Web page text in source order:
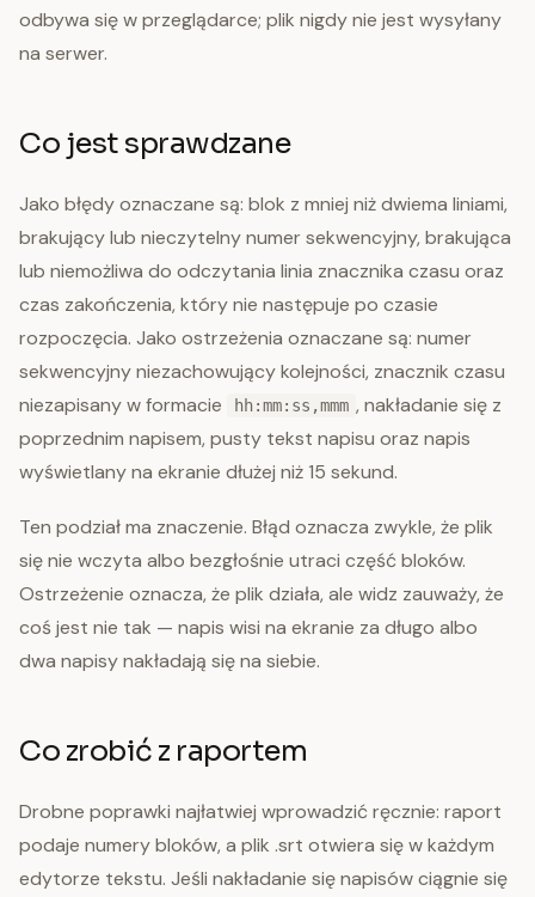
odbywa się w przeglądarce; plik nigdy nie jest wysyłany
na serwer.
Co jest sprawdzane
Jako błędy oznaczane są: blok z mniej niż dwiema liniami,
brakujący lub nieczytelny numer sekwencyjny, brakująca
lub niemożliwa do odczytania linia znacznika czasu oraz
czas zakończenia, który nie następuje po czasie
rozpoczęcia. Jako ostrzeżenia oznaczane są: numer
sekwencyjny niezachowujący kolejności, znacznik czasu
niezapisany w formacie
hh:mm:ss,mmm , nakładanie się z
poprzednim napisem, pusty tekst napisu oraz napis
wyświetlany na ekranie dłużej niż 15 sekund.
Ten podział ma znaczenie. Błąd oznacza zwykle, że plik
się nie wczyta albo bezgłośnie utraci część bloków.
Ostrzeżenie oznacza, że plik działa, ale widz zauważy, że
coś jest nie tak — napis wisi na ekranie za długo albo
dwa napisy nakładają się na siebie.
Co zrobić z raportem
Drobne poprawki najłatwiej wprowadzić ręcznie: raport
podaje numery bloków, a plik .srt otwiera się w każdym
edytorze tekstu. Jeśli nakładanie się napisów ciągnie się